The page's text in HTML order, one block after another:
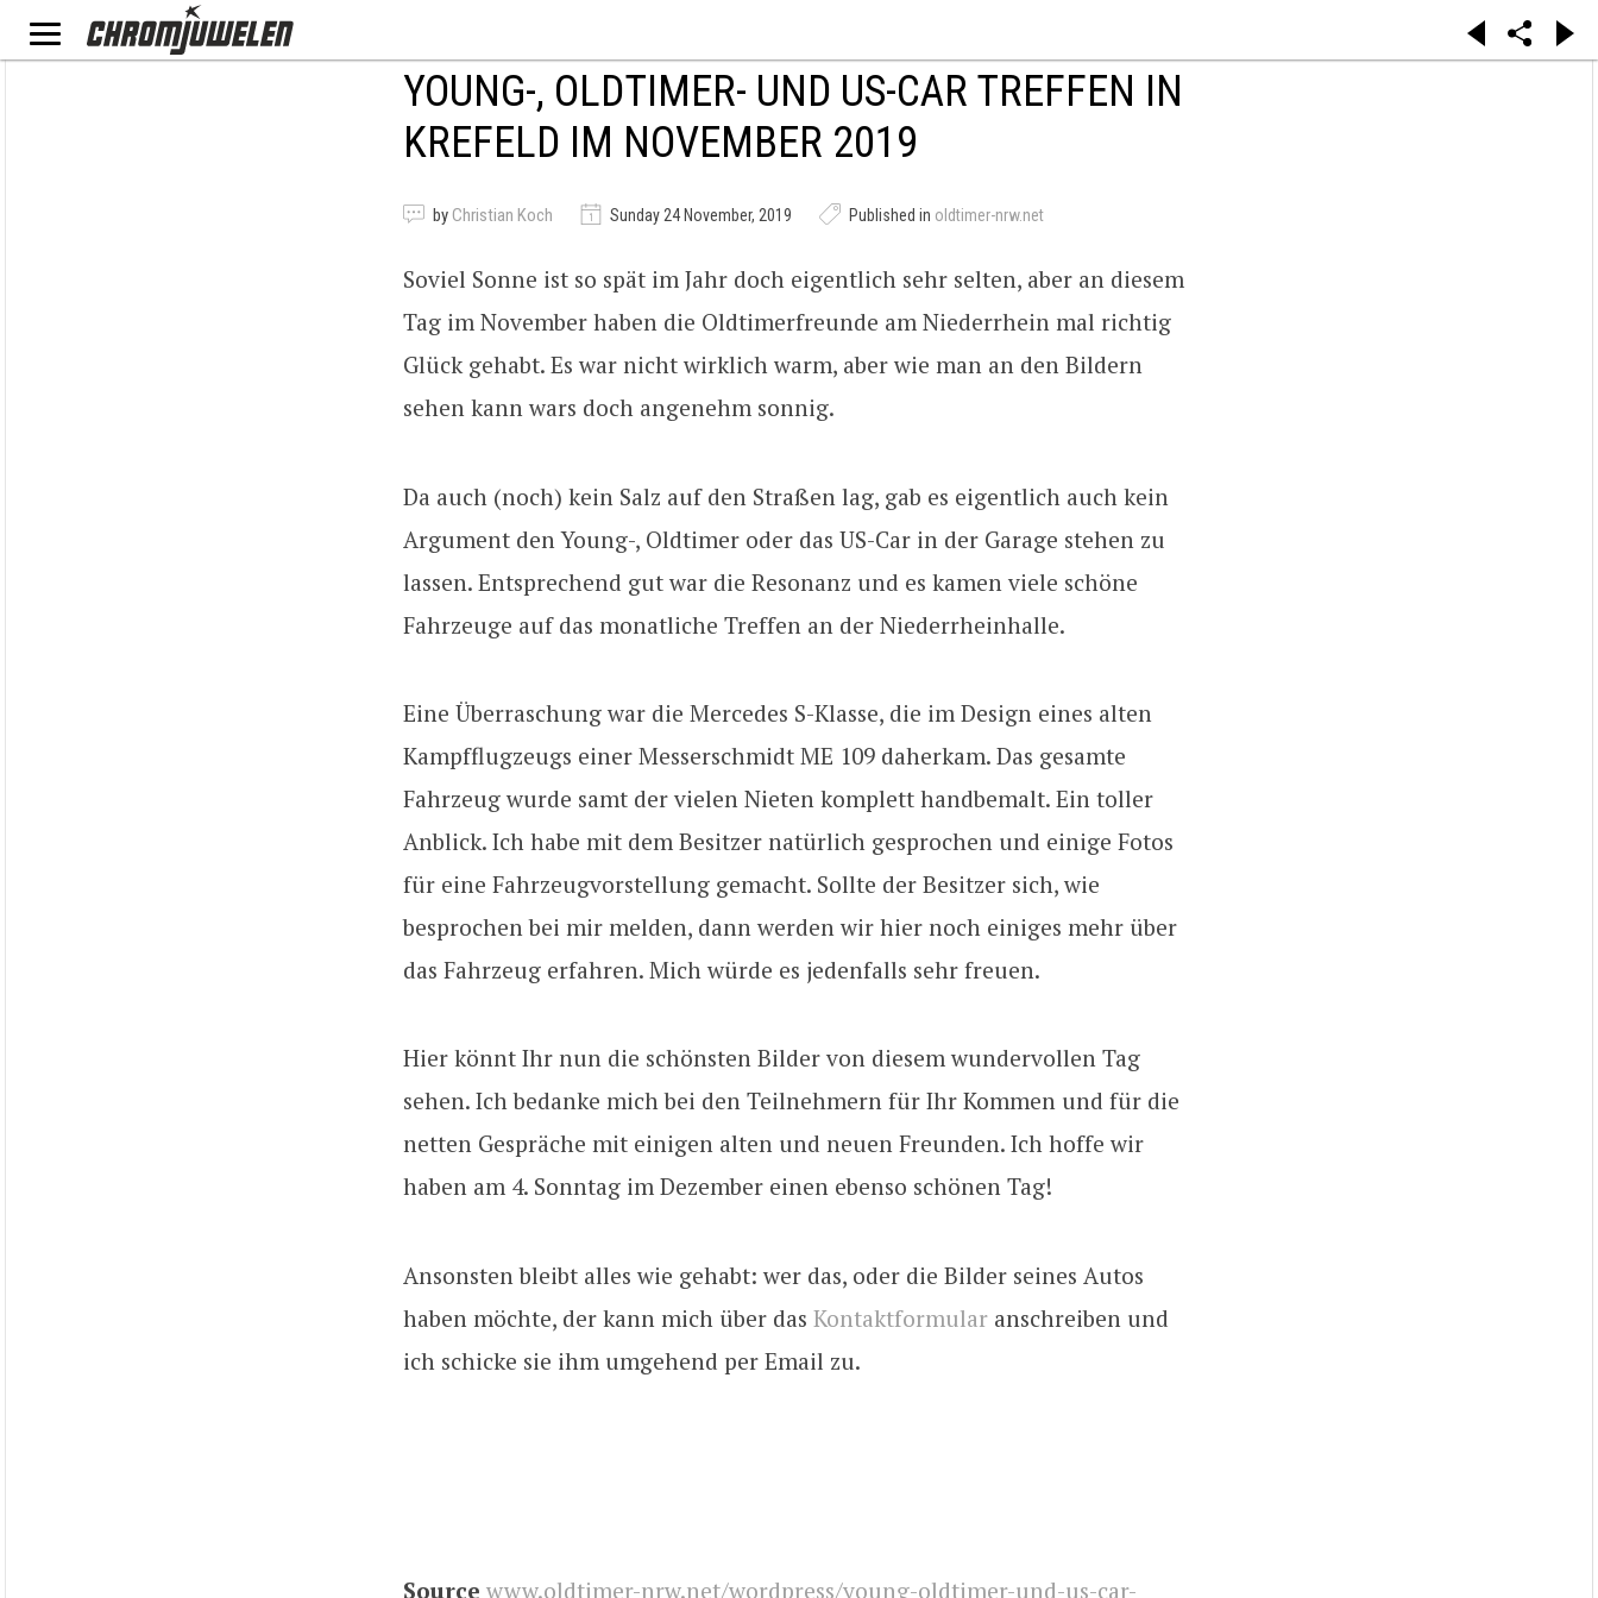
YOUNG-, OLDTIMER- UND US-CAR TREFFEN IN
KREFELD IM NOVEMBER 2019
by Christian Koch Sunday 24 November, 2019 Published in oldtimer-nrw.net
Soviel Sonne ist so spät im Jahr doch eigentlich sehr selten, aber an diesem
Tag im November haben die Oldtimerfreunde am Niederrhein mal richtig
Glück gehabt. Es war nicht wirklich warm, aber wie man an den Bildern
sehen kann wars doch angenehm sonnig.
Da auch (noch) kein Salz auf den Straßen lag, gab es eigentlich auch kein
Argument den Young-, Oldtimer oder das US-Car in der Garage stehen zu
lassen. Entsprechend gut war die Resonanz und es kamen viele schöne
Fahrzeuge auf das monatliche Treffen an der Niederrheinhalle.
Eine Überraschung war die Mercedes S-Klasse, die im Design eines alten
Kampfflugzeugs einer Messerschmidt ME 109 daherkam. Das gesamte
Fahrzeug wurde samt der vielen Nieten komplett handbemalt. Ein toller
Anblick. Ich habe mit dem Besitzer natürlich gesprochen und einige Fotos
für eine Fahrzeugvorstellung gemacht. Sollte der Besitzer sich, wie
besprochen bei mir melden, dann werden wir hier noch einiges mehr über
das Fahrzeug erfahren. Mich würde es jedenfalls sehr freuen.
Hier könnt Ihr nun die schönsten Bilder von diesem wundervollen Tag
sehen. Ich bedanke mich bei den Teilnehmern für Ihr Kommen und für die
netten Gespräche mit einigen alten und neuen Freunden. Ich hoffe wir
haben am 4. Sonntag im Dezember einen ebenso schönen Tag!
Ansonsten bleibt alles wie gehabt: wer das, oder die Bilder seines Autos
haben möchte, der kann mich über das Kontaktformular anschreiben und
ich schicke sie ihm umgehend per Email zu.
Source www.oldtimer-nrw.net/wordpress/young-oldtimer-und-us-car-